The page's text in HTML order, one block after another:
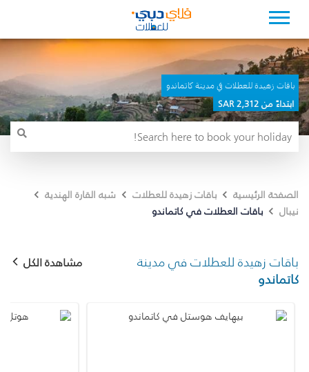
باقات زهيدة للعطلات في مدينة كاتماندو
ابتداءً من 2,312 SAR
الصفحة الرئيسية باقات زهيدة للعطلات
شبه القارة الهندية
نيبال
باقات العطلات في كاتماندو
باقات زهيدة للعطلات في مدينة
كاتماندو
مشاهدة الكل